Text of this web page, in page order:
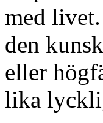
med
den
eller
lika